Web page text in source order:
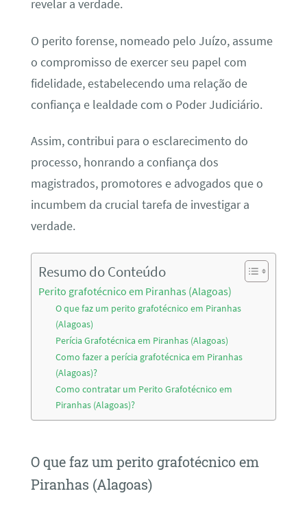
revelar a verdade.
O perito forense, nomeado pelo Juízo, assume
o compromisso de exercer seu papel com
fidelidade, estabelecendo uma relação de
confiança e lealdade com o Poder Judiciário.
Assim, contribui para o esclarecimento do
processo, honrando a confiança dos
magistrados, promotores e advogados que o
incumbem da crucial tarefa de investigar a
verdade.
Resumo do Conteúdo
Perito grafotécnico em Piranhas (Alagoas)
O que faz um perito grafotécnico em Piranhas
(Alagoas)
Perícia Grafotécnica em Piranhas (Alagoas)
Como fazer a perícia grafotécnica em Piranhas
(Alagoas)?
Como contratar um Perito Grafotécnico em
Piranhas (Alagoas)?
O que faz um perito grafotécnico em
Piranhas (Alagoas)